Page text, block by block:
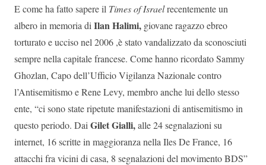
E come ha fatto sapere il Times of Israelrecentemente un
albero in memoria diIlan Halimi, giovane ragazzo ebreo
torturato e ucciso nel 2006 ,è stato vandalizzato da sconosciuti
sempre nella capitale francese. Come hanno ricordato Sammy
Ghozlan, Capo dell’Ufficio Vigilanza Nazionale contro
l’Antisemitismo e Rene Levy, membro anche lui dello stesso
ente, “ci sono state ripetute manifestazioni di antisemitismo in
questo periodo. DaiGilet Gialli,alle 24 segnalazioni su
internet, 16 scritte in maggioranza nella Iles De France, 16
attacchi fra vicini di casa, 8 segnalazioni del movimento BDS”